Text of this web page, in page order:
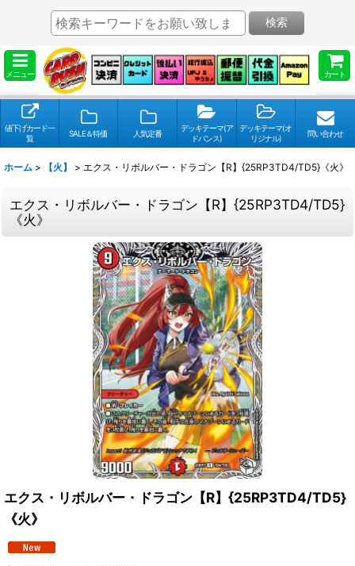
メニュー カート
検索
値下げカード一
覧
SALE＆特価 人気定番
デッキテーマ(ア
ドバンス)
デッキテーマ(オ
リジナル)
問い合わせ
ホーム > 【火】 > エクス・リボルバー・ドラゴン【R】{25RP3TD4/TD5}《火》
エクス・リボルバー・ドラゴン【R】{25RP3TD4/TD5}
《火》
エクス・リボルバー・ドラゴン【R】{25RP3TD4/TD5}
《火》